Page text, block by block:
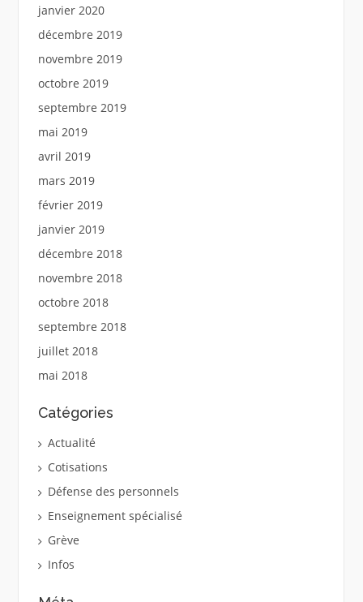
janvier 2020
décembre 2019
novembre 2019
octobre 2019
septembre 2019
mai 2019
avril 2019
mars 2019
février 2019
janvier 2019
décembre 2018
novembre 2018
octobre 2018
septembre 2018
juillet 2018
mai 2018
Catégories
Actualité
Cotisations
Défense des personnels
Enseignement spécialisé
Grève
Infos